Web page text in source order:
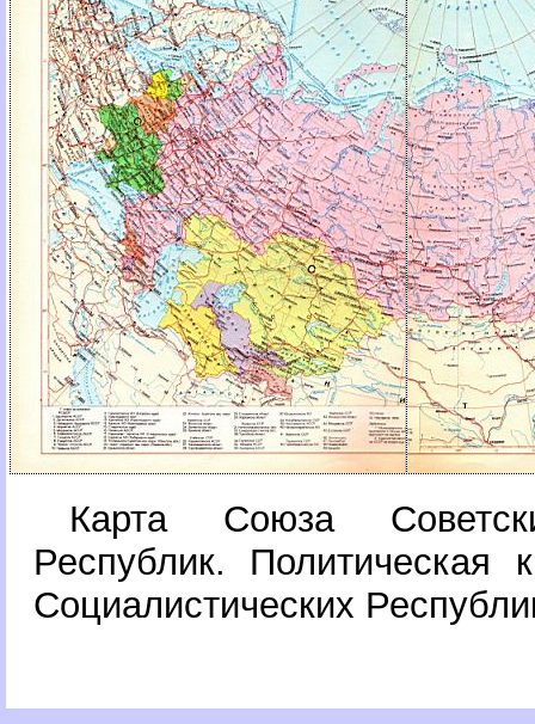
Карта Союза
Республик. Политическая
Социалистических